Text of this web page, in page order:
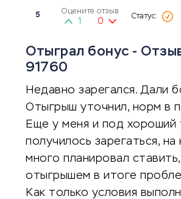
5 Оцените отзыв
1 0
Отыграл бонус -
91760
Недавно зарегался. Дали
Отыгрыш уточнил, норм в
Еще у меня и под хороший
получилось зарегаться, на
много планировал
отыгрышем в итоге
Как только условия